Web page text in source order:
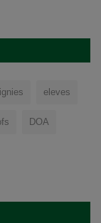
eleves
DOA